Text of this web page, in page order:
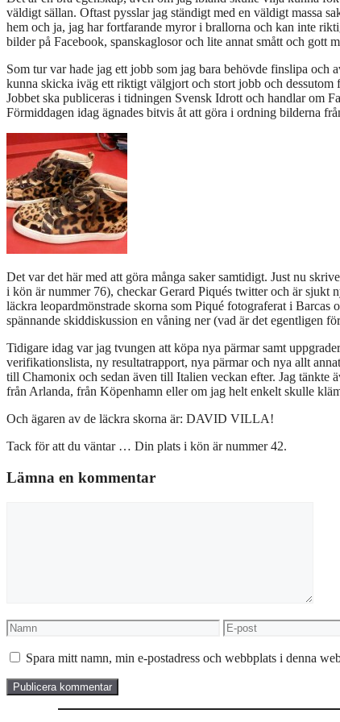
väldigt sällan. Oftast pysslar jag ständigt med en väldigt massa
hem och ja, jag har fortfarande myror i brallorna och kan inte
bilder på Facebook, spanskaglosor och lite annat smått och gott
Som tur var hade jag ett jobb som jag bara behövde finslipa och
kunna skicka iväg ett riktigt välgjort och stort jobb och
Jobbet ska publiceras i tidningen Svensk Idrott och handlar om
Förmiddagen idag ägnades bitvis åt att göra i ordning bilderna
Det var det här med att göra många saker samtidigt. Just nu
i kön är nummer 76), checkar Gerard Piqués twitter och är
läckra leopardmönstrade skorna som Piqué fotograferat i Barcas
spännande skiddiskussion en våning ner (vad är det egentligen
Tidigare idag var jag tvungen att köpa nya pärmar samt
verifikationslista, ny resultatrapport, nya pärmar och nya allt
till Chamonix och sedan även till Italien veckan efter. Jag tänkte
från Arlanda, från Köpenhamn eller om jag helt enkelt skulle
Och ägaren av de läckra skorna är: DAVID VILLA!
Tack för att du väntar … Din plats i kön är nummer 42.
Lämna en kommentar
Namn
E-
post
Spara mitt namn, min e-postadress och webbplats i denna